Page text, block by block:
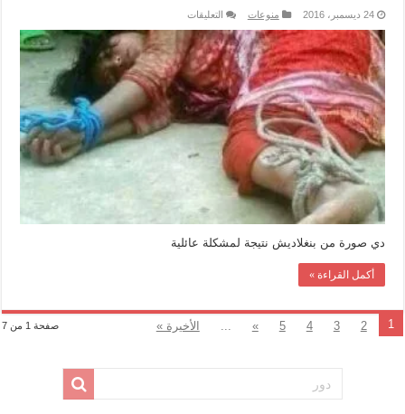
24 ديسمبر، 2016 منوعات التعليقات
صورة
سيدة
في
بورما
اغتصبت
مكبلة
اليدين
مغلقة
دي صورة من بنغلاديش نتيجة لمشكلة عائلية
أكمل القراءة »
صفحة 1 من 7 1
2
3
4
5
»
... الأخيرة »